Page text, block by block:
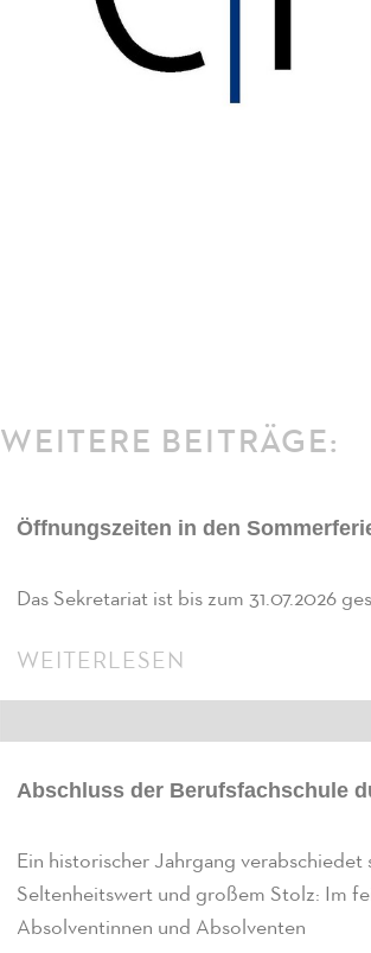
WEITERE BEITRÄGE:
Öffnungszeiten in den
Das Sekretariat ist bis zum 31.07.2026
WEITERLESEN
Abschluss der Berufsfachschule
Ein historischer Jahrgang
Seltenheitswert und großem Stolz: Im
Absolventinnen und Absolventen